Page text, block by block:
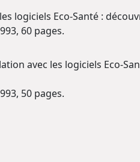
logiciels Eco-Santé :
60 pages.
avec les logiciels Eco-
50 pages.